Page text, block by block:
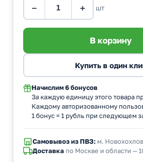
− + шт
Начислим 6 бонусов
За каждую единицу этого товара
Каждому авторизованному
1 бонус = 1 рубль при следующем
Самовывоз из ПВЗ:м.
Доставка по Москве и области —